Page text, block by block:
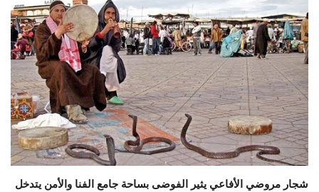
شجار مروضي الأفاعي يثير الفوضى بساحة جامع الفنا والأمن يتدخل